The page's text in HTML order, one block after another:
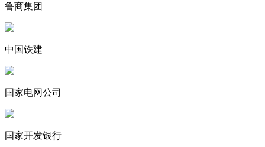
鲁商集团
中国铁建
国家电网公司
国家开发银行